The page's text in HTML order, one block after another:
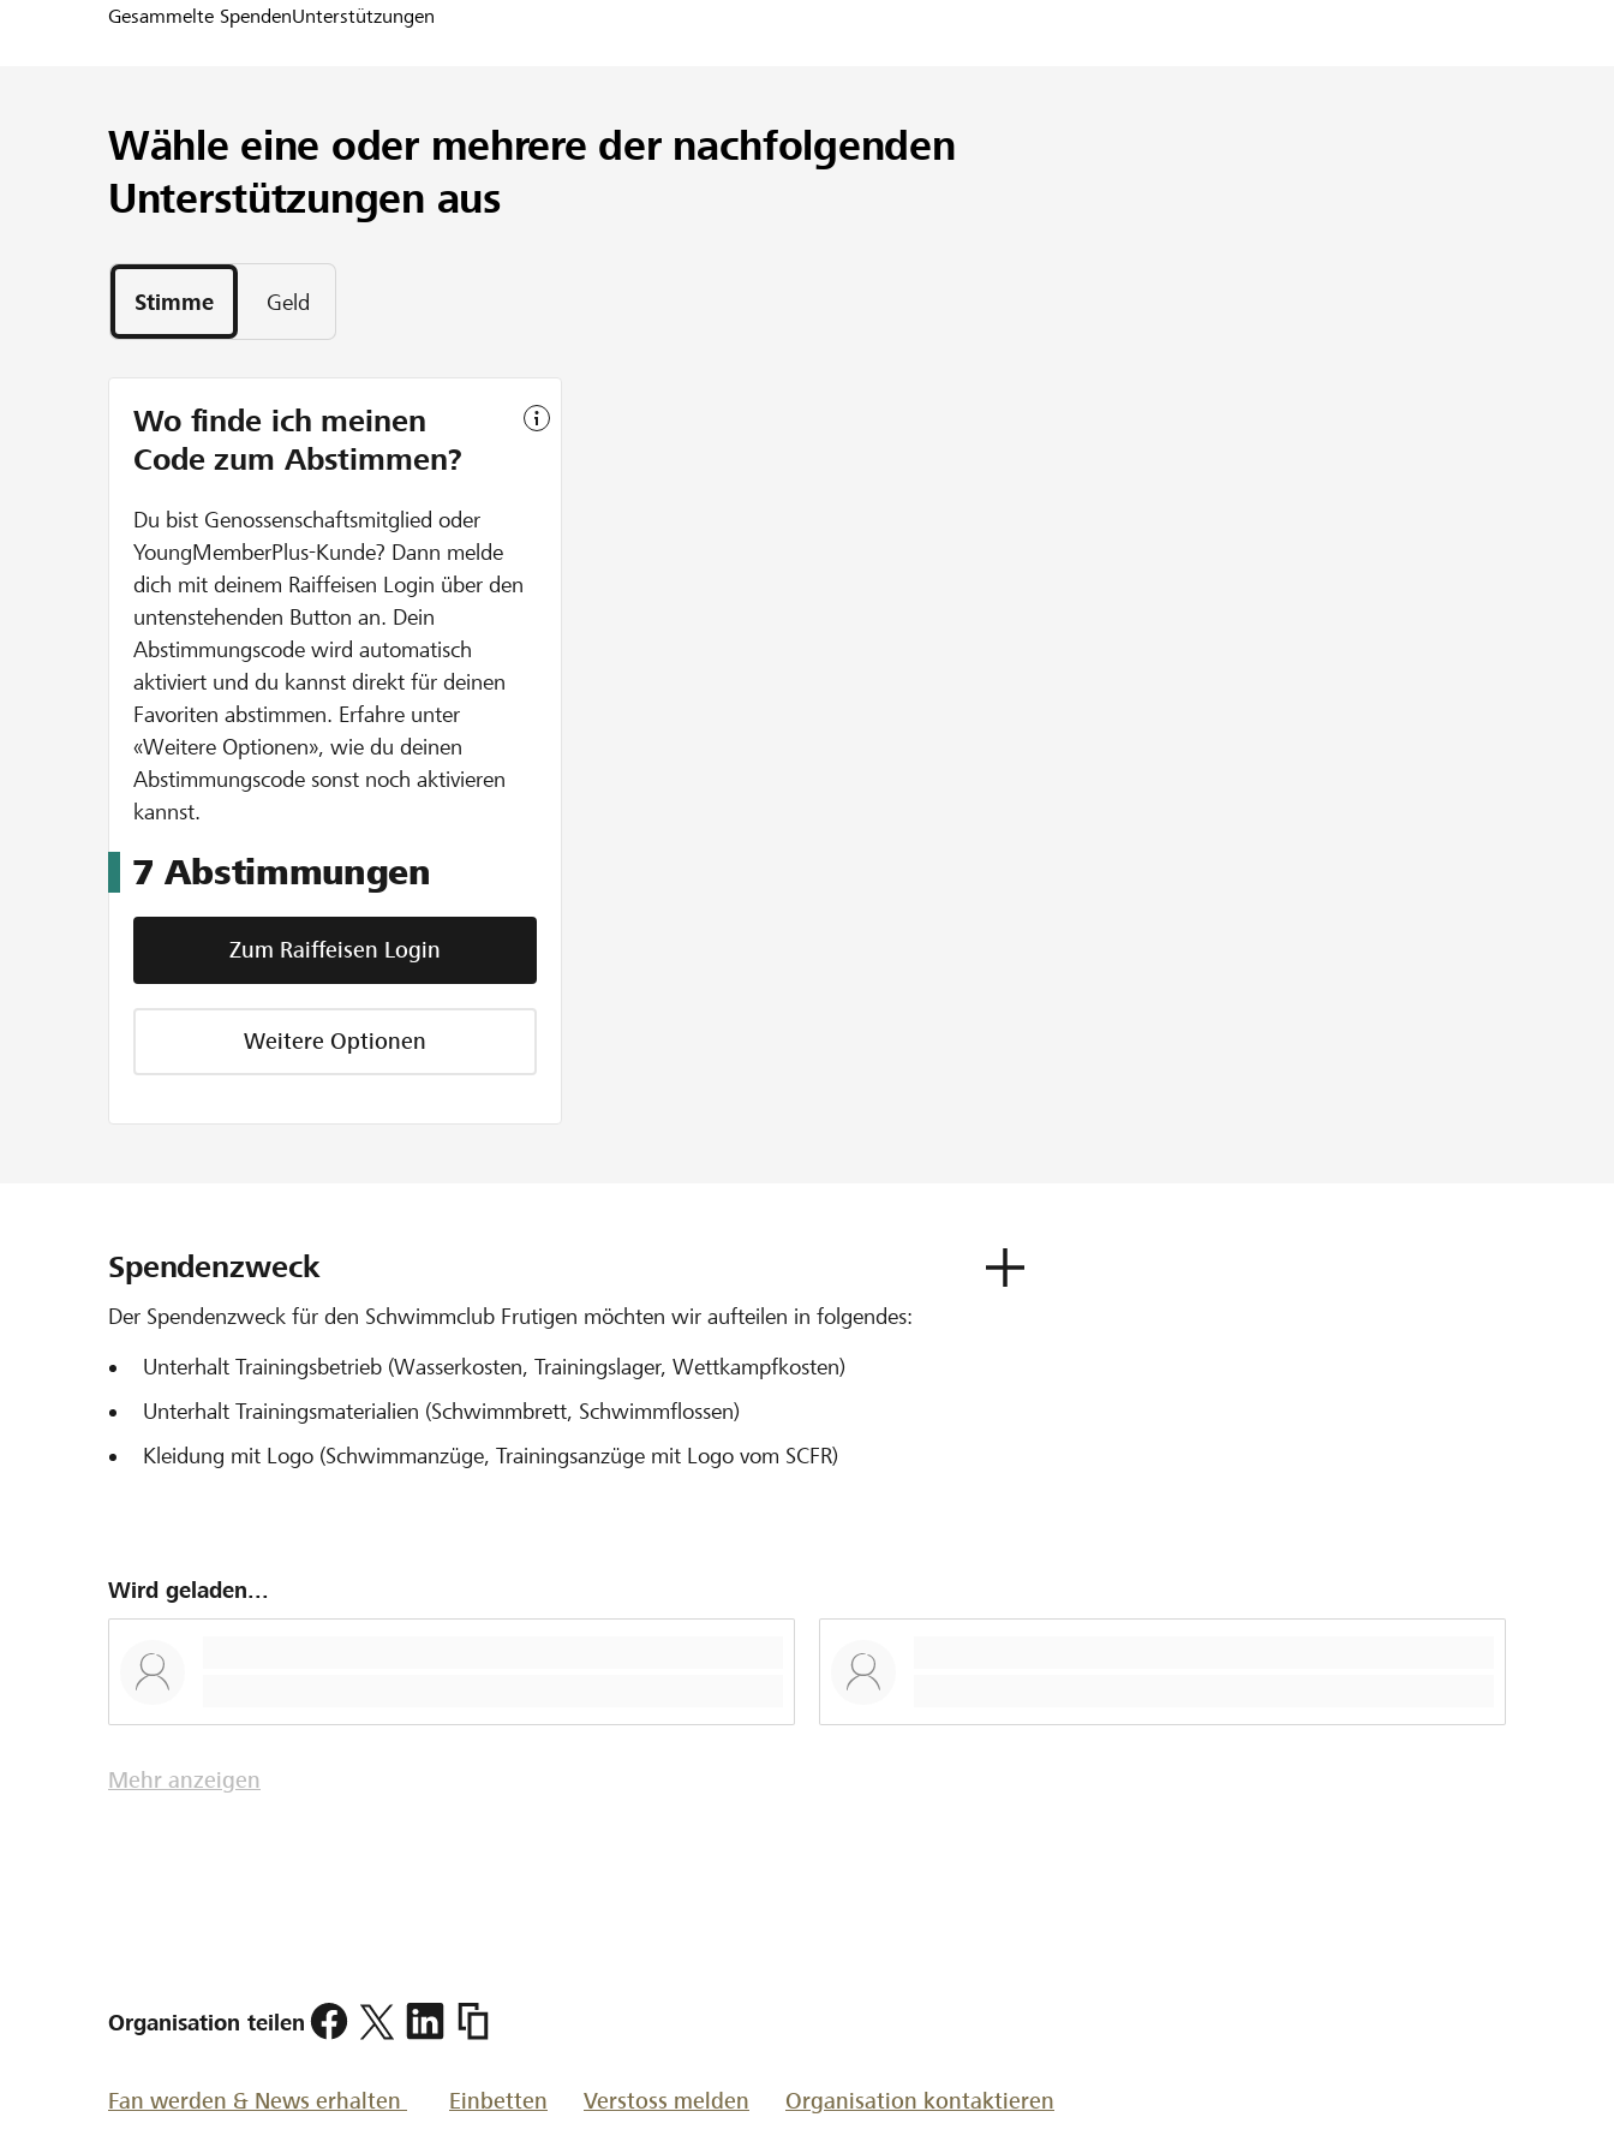
Gesammelte SpendenUnterstützungen
Wähle eine oder mehrere der nachfolgenden
Unterstützungen aus
Stimme Geld
Wo finde ich meinen
Code zum Abstimmen?
Du bist Genossenschaftsmitglied oder
YoungMemberPlus-Kunde? Dann melde
dich mit deinem Raiffeisen Login über den
untenstehenden Button an. Dein
Abstimmungscode wird automatisch
aktiviert und du kannst direkt für deinen
Favoriten abstimmen. Erfahre unter
«Weitere Optionen», wie du deinen
Abstimmungscode sonst noch aktivieren
kannst.
7 Abstimmungen
Zum Raiffeisen Login
Weitere Optionen
Spendenzweck
Der Spendenzweck für den Schwimmclub Frutigen möchten wir aufteilen in folgendes:
Unterhalt Trainingsbetrieb (Wasserkosten, Trainingslager, Wettkampfkosten)
Unterhalt Trainingsmaterialien (Schwimmbrett, Schwimmflossen)
Kleidung mit Logo (Schwimmanzüge, Trainingsanzüge mit Logo vom SCFR)
Wird geladen...
Mehr anzeigen
Organisation teilen
https://www.lokalhelden.ch/schwimmclub-
frutigen
Fan werden & News erhalten Einbetten Verstoss melden Organisation kontaktieren